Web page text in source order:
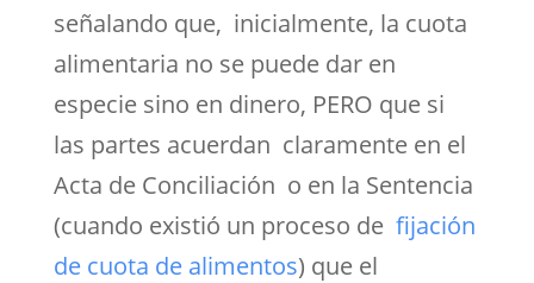
señalando que, inicialmente, la cuota
alimentaria no se puede dar en
especie sino en dinero, PERO que si
las partes acuerdan claramente en el
Acta de Conciliación o en la Sentencia
(cuando existió un proceso de fijación
de cuota de alimentos) que el